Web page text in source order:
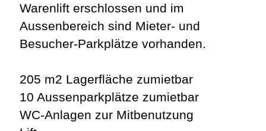
Warenlift erschlossen und im
Aussenbereich sind Mieter- und
Besucher-Parkplätze vorhanden.
205 m2 Lagerfläche zumietbar
10 Aussenparkplätze zumietbar
WC-Anlagen zur Mitbenutzung